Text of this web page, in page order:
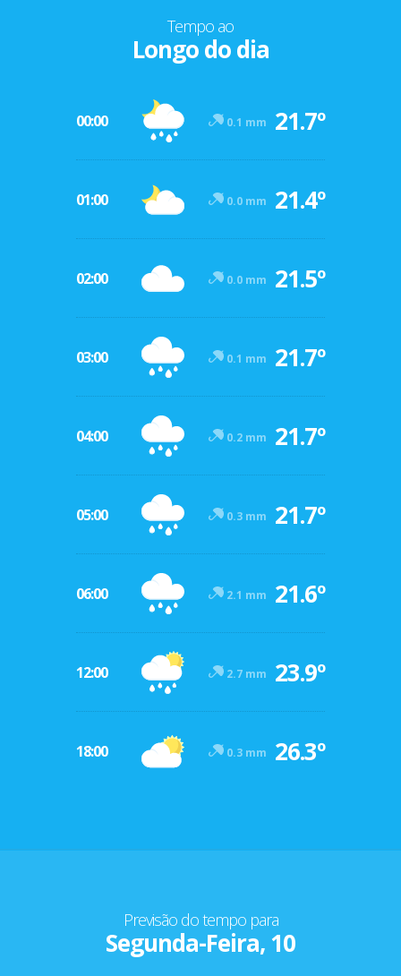
Tempo ao
Longo do dia
00:00 0.1 mm 21.7º
01:00 0.0 mm 21.4º
02:00 0.0 mm 21.5º
03:00 0.1 mm 21.7º
04:00 0.2 mm 21.7º
05:00 0.3 mm 21.7º
06:00 2.1 mm 21.6º
12:00 2.7 mm 23.9º
18:00 0.3 mm 26.3º
Previsão do tempo para
Segunda-Feira, 10